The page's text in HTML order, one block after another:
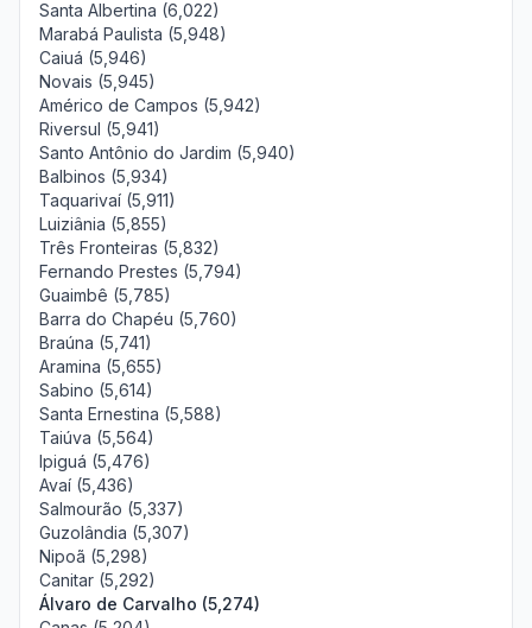
Santa Albertina (6,022)
Marabá Paulista (5,948)
Caiuá (5,946)
Novais (5,945)
Américo de Campos (5,942)
Riversul (5,941)
Santo Antônio do Jardim (5,940)
Balbinos (5,934)
Taquarivaí (5,911)
Luiziânia (5,855)
Três Fronteiras (5,832)
Fernando Prestes (5,794)
Guaimbê (5,785)
Barra do Chapéu (5,760)
Braúna (5,741)
Aramina (5,655)
Sabino (5,614)
Santa Ernestina (5,588)
Taiúva (5,564)
Ipiguá (5,476)
Avaí (5,436)
Salmourão (5,337)
Guzolândia (5,307)
Nipoã (5,298)
Canitar (5,292)
Álvaro de Carvalho (5,274)